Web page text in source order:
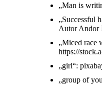
„Man is
„Successful
Autor Andor
„Miced race
https://
„girl“:
„group of